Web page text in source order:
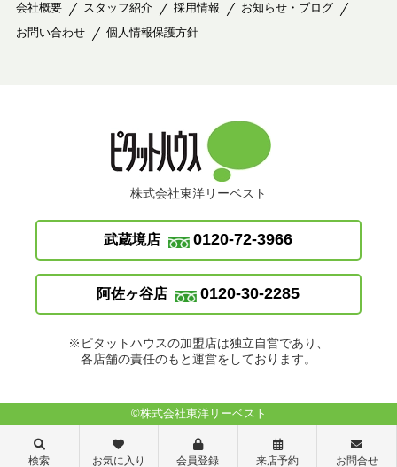
会社概要 スタッフ紹介 採用情報
お知らせ・ブログ
お問い合わせ
個人情報保護方針
株式会社東洋リーベスト
武蔵境店 0120-72-3966
阿佐ヶ谷店 0120-30-2285
※ピタットハウスの加盟店は独立自営であり、
各店舗の責任のもと運営をしております。
©株式会社東洋リーベスト
検索 お気に入り 会員登録 来店予約 お問合せ